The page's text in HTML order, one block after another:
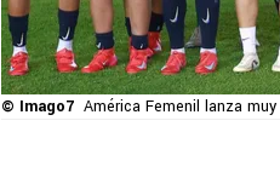
© Imago7 América Femenil lanza